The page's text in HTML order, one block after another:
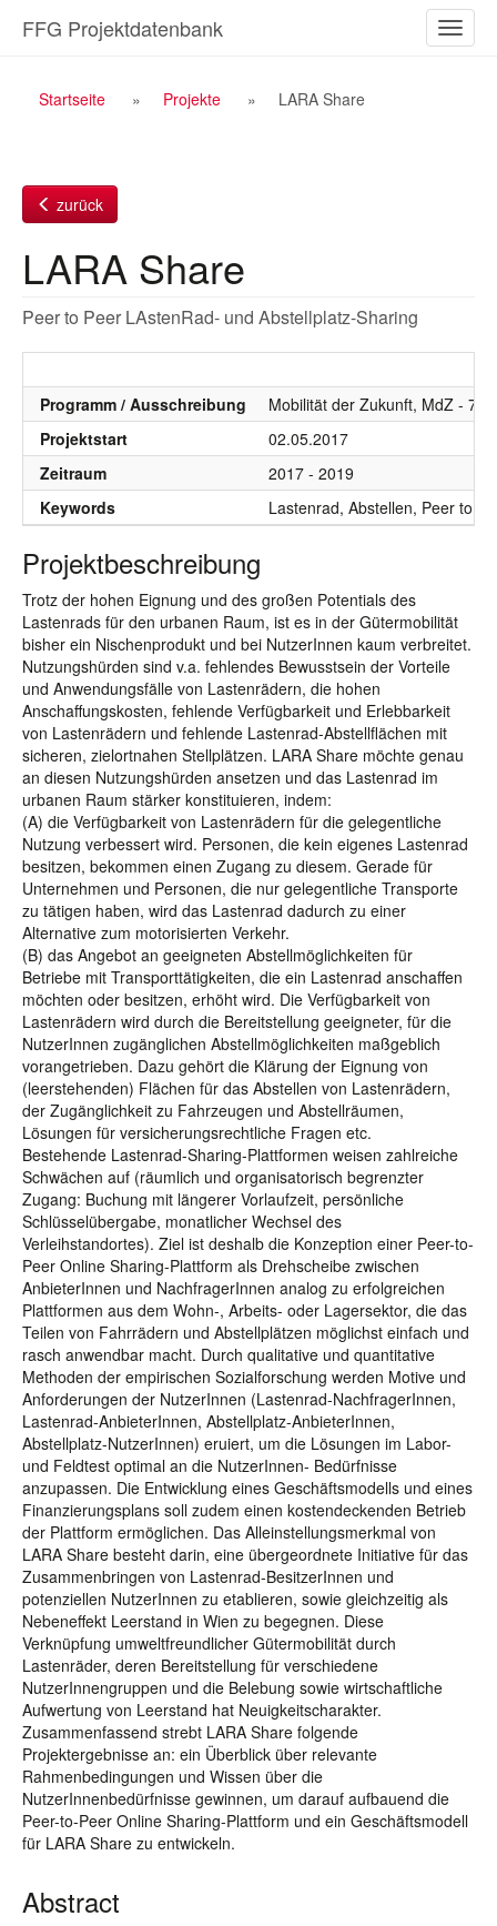
Inhalt
ein-/
FFG Projektdatenbank
Breadcrumb
Startseite Projekte LARA Share
zurück
LARA Share
Peer to Peer LAstenRad- und Abstellplatz-Sharing
Programm / Ausschreibung
Mobilität der Zukunft, MdZ - 7.
Projektstart
02.05.2017
Zeitraum
2017 - 2019
Keywords
Lastenrad, Abstellen, Peer to
Projektbeschreibung
Trotz der hohen Eignung und des großen Potentials des
Lastenrads für den urbanen Raum, ist es in der Gütermobilität
bisher ein Nischenprodukt und bei NutzerInnen kaum verbreitet.
Nutzungshürden sind v.a. fehlendes Bewusstsein der Vorteile
und Anwendungsfälle von Lastenrädern, die hohen
Anschaffungskosten, fehlende Verfügbarkeit und Erlebbarkeit
von Lastenrädern und fehlende Lastenrad-Abstellflächen mit
sicheren, zielortnahen Stellplätzen. LARA Share möchte genau
an diesen Nutzungshürden ansetzen und das Lastenrad im
urbanen Raum stärker konstituieren, indem:
(A) die Verfügbarkeit von Lastenrädern für die gelegentliche
Nutzung verbessert wird. Personen, die kein eigenes Lastenrad
besitzen, bekommen einen Zugang zu diesem. Gerade für
Unternehmen und Personen, die nur gelegentliche Transporte
zu tätigen haben, wird das Lastenrad dadurch zu einer
Alternative zum motorisierten Verkehr.
(B) das Angebot an geeigneten Abstellmöglichkeiten für
Betriebe mit Transporttätigkeiten, die ein Lastenrad anschaffen
möchten oder besitzen, erhöht wird. Die Verfügbarkeit von
Lastenrädern wird durch die Bereitstellung geeigneter, für die
NutzerInnen zugänglichen Abstellmöglichkeiten maßgeblich
vorangetrieben. Dazu gehört die Klärung der Eignung von
(leerstehenden) Flächen für das Abstellen von Lastenrädern,
der Zugänglichkeit zu Fahrzeugen und Abstellräumen,
Lösungen für versicherungsrechtliche Fragen etc.
Bestehende Lastenrad-Sharing-Plattformen weisen zahlreiche
Schwächen auf (räumlich und organisatorisch begrenzter
Zugang: Buchung mit längerer Vorlaufzeit, persönliche
Schlüsselübergabe, monatlicher Wechsel des
Verleihstandortes). Ziel ist deshalb die Konzeption einer Peer-to-
Peer Online Sharing-Plattform als Drehscheibe zwischen
AnbieterInnen und NachfragerInnen analog zu erfolgreichen
Plattformen aus dem Wohn-, Arbeits- oder Lagersektor, die das
Teilen von Fahrrädern und Abstellplätzen möglichst einfach und
rasch anwendbar macht. Durch qualitative und quantitative
Methoden der empirischen Sozialforschung werden Motive und
Anforderungen der NutzerInnen (Lastenrad-NachfragerInnen,
Lastenrad-AnbieterInnen, Abstellplatz-AnbieterInnen,
Abstellplatz-NutzerInnen) eruiert, um die Lösungen im Labor-
und Feldtest optimal an die NutzerInnen- Bedürfnisse
anzupassen. Die Entwicklung eines Geschäftsmodells und eines
Finanzierungsplans soll zudem einen kostendeckenden Betrieb
der Plattform ermöglichen. Das Alleinstellungsmerkmal von
LARA Share besteht darin, eine übergeordnete Initiative für das
Zusammenbringen von Lastenrad-BesitzerInnen und
potenziellen NutzerInnen zu etablieren, sowie gleichzeitig als
Nebeneffekt Leerstand in Wien zu begegnen. Diese
Verknüpfung umweltfreundlicher Gütermobilität durch
Lastenräder, deren Bereitstellung für verschiedene
NutzerInnengruppen und die Belebung sowie wirtschaftliche
Aufwertung von Leerstand hat Neuigkeitscharakter.
Zusammenfassend strebt LARA Share folgende
Projektergebnisse an: ein Überblick über relevante
Rahmenbedingungen und Wissen über die
NutzerInnenbedürfnisse gewinnen, um darauf aufbauend die
Peer-to-Peer Online Sharing-Plattform und ein Geschäftsmodell
für LARA Share zu entwickeln.
Abstract